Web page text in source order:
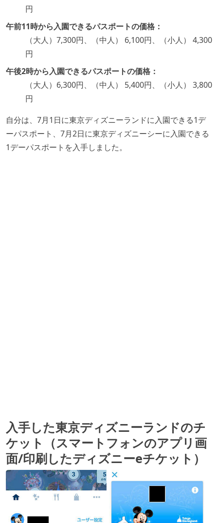
円
午前11時から入園できるパスポートの価格：
（大人）7,300円、（中人） 6,100円、（小人） 4,300
円
午後2時から入園できるパスポートの価格：
（大人）6,300円、（中人） 5,400円、（小人） 3,800
円
自分は、7月1日に東京ディズニーランドに入園できる1デ
ーパスポート、7月2日に東京ディズニーシーに入園できる
1デーパスポートを入手しました。
入手した東京ディズニーランドのチ
ケット（スマートフォンのアプリ画
面/印刷したディズニーeチケット）